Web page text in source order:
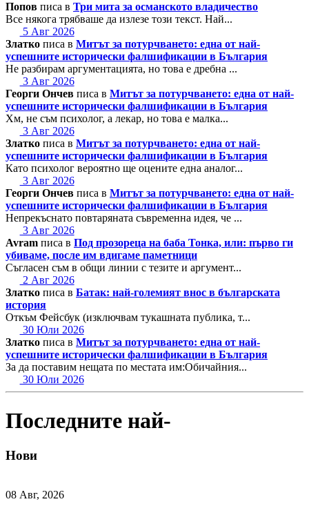
Попов писа в Три мита за османското владичество
Все някога трябваше да излезе този текст. Най...
5 Авг 2026
Златко писа в Митът за потурчването: една от най-
успешните исторически фалшификации в България
Не разбирам аргументацията, но това е дребна ...
3 Авг 2026
Георги Ончев писа в Митът за потурчването: една от най-
успешните исторически фалшификации в България
Хм, не съм психолог, а лекар, но това е малка...
3 Авг 2026
Златко писа в Митът за потурчването: една от най-
успешните исторически фалшификации в България
Като психолог вероятно ще оцените една аналог...
3 Авг 2026
Георги Ончев писа в Митът за потурчването: една от най-
успешните исторически фалшификации в България
Непрекъснато повтаряната съвременна идея, че ...
3 Авг 2026
Avram писа в Под прозореца на баба Тонка, или: първо ги
убиваме, после им вдигаме паметници
Съгласен съм в общи линии с тезите и аргумент...
2 Авг 2026
Златко писа в Батак: най-големият внос в българската
история
Откъм Фейсбук (изключвам тукашната публика, т...
30 Юли 2026
Златко писа в Митът за потурчването: една от най-
успешните исторически фалшификации в България
За да поставим нещата по местата им:Обичайния...
30 Юли 2026
Последните най-
Нови
08 Авг, 2026